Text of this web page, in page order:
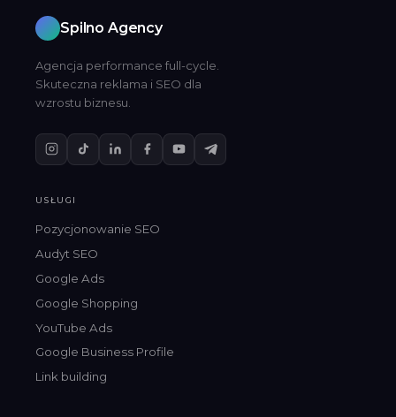
Spilno Agency
Agencja performance full-cycle.
Skuteczna reklama i SEO dla
wzrostu biznesu.
USŁUGI
Pozycjonowanie SEO
Audyt SEO
Google Ads
Google Shopping
YouTube Ads
Google Business Profile
Link building